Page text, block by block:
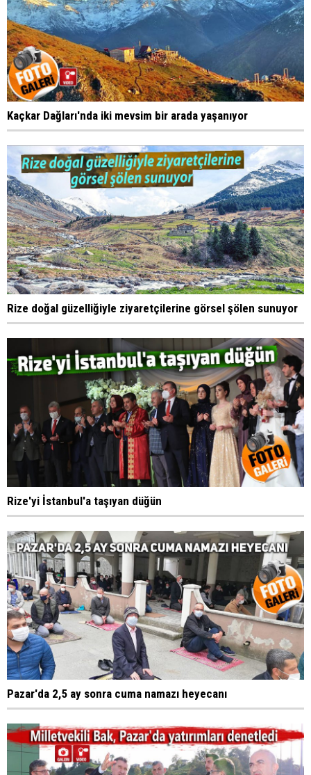
Kaçkar Dağları'nda iki mevsim bir arada yaşanıyor
Rize doğal güzelliğiyle ziyaretçilerine görsel şölen sunuyor
Rize'yi İstanbul'a taşıyan düğün
Pazar'da 2,5 ay sonra cuma namazı heyecanı